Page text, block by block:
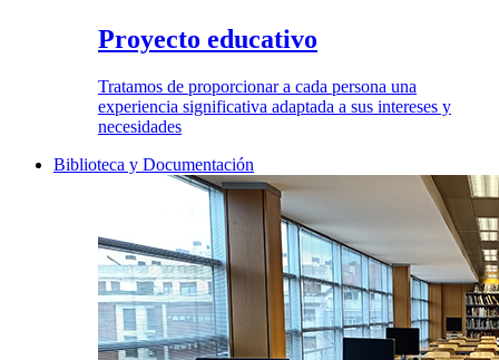
Proyecto educativo
Tratamos de proporcionar a cada persona una
experiencia significativa adaptada a sus intereses y
necesidades
Biblioteca y Documentación